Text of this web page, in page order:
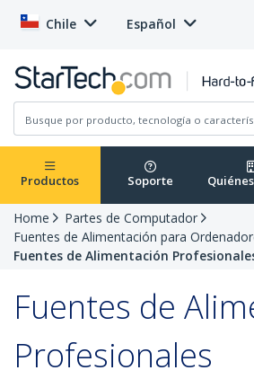
Chile Español
Productos Soporte
Home
Partes de Computador
Fuentes de Alimentación para
Fuentes de Alimentación
Fuentes de
Profesionales